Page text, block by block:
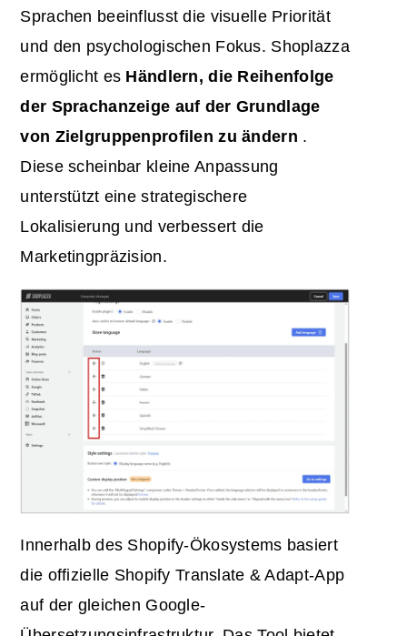
Sprachen beeinflusst die visuelle Priorität
und den psychologischen Fokus. Shoplazza
ermöglicht es Händlern, die Reihenfolge
der Sprachanzeige auf der Grundlage
von Zielgruppenprofilen zu ändern .
Diese scheinbar kleine Anpassung
unterstützt eine strategischere
Lokalisierung und verbessert die
Marketingpräzision.
Innerhalb des Shopify-Ökosystems basiert
die offizielle Shopify Translate & Adapt-App
auf der gleichen Google-